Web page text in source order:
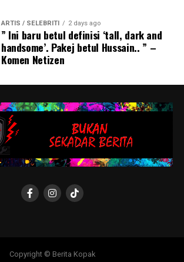
ARTIS / SELEBRITI 2 days ago
” Ini baru betul definisi ‘tall, dark and
handsome’. Pakej betul Hussain.. ” –
Komen Netizen
Copyright © Berita Kopak